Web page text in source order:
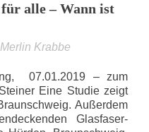
alle – Wann ist
Merlin Krabbe
07.01.2019 – zum
Eine Studie zeigt
Außerdem
Glasfaser-